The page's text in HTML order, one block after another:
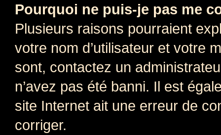
Pourquoi ne puis-je pas me
Plusieurs raisons pourraient
votre nom d’utilisateur et votre
sont, contactez un
n’avez pas été banni. Il est
site Internet ait une erreur de
corriger.